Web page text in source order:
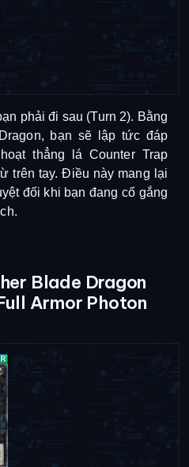
phải đi sau (Turn 2). Bằng
bạn sẽ lập tức đáp
thẳng lá Counter Trap
trên tay. Điều này mang lại
đối khi bạn đang cố gắng
Blade Dragon
Armor Photon